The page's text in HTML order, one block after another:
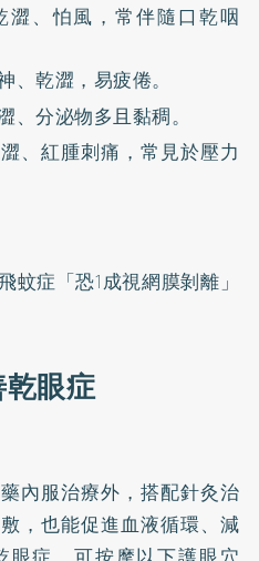
澀、怕風，常伴隨口乾咽
、乾澀，易疲倦。
、分泌物多且黏稠。
、紅腫刺痛，常見於壓力
症「恐1成視網膜剝離」
眼症
內服治療外，搭配針灸治
，也能促進血液循環、減